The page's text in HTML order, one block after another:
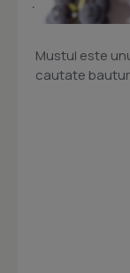
Mustul este
cautate